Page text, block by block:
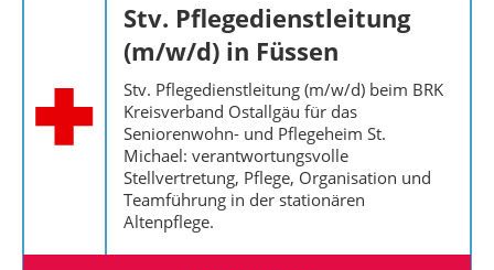
Stv. Pflegedienstleitung
(m/w/d) in Füssen
Stv. Pflegedienstleitung (m/w/d) beim BRK
Kreisverband Ostallgäu für das
Seniorenwohn- und Pflegeheim St.
Michael: verantwortungsvolle
Stellvertretung, Pflege, Organisation und
Teamführung in der stationären
Altenpflege.